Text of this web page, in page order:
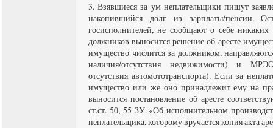
3. Взявшиеся за ум неплательщики пишут
накопившийся долг из зарплаты/пенсии.
госисполнителей, не сообщают о себе
должников выносится решение об аресте
имущество числится за должником,
наличия/отсутствия недвижимости) и
отсутствия автомототранспорта). Если за
имущество или же оно принадлежит ему на
выносится постановление об аресте
ст.ст. 50, 55 ЗУ «Об исполнительном
неплательщика, которому вручается копия акта